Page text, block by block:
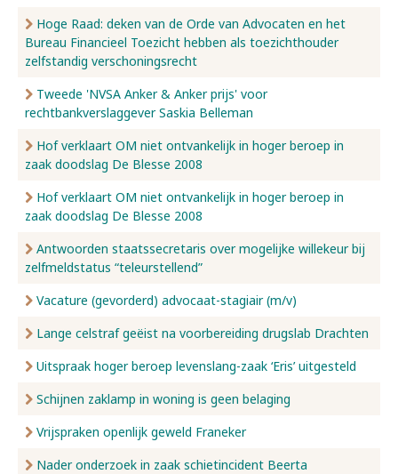
Hoge Raad: deken van de Orde van Advocaten en het
Bureau Financieel Toezicht hebben als toezichthouder
zelfstandig verschoningsrecht
Tweede 'NVSA Anker & Anker prijs' voor
rechtbankverslaggever Saskia Belleman
Hof verklaart OM niet ontvankelijk in hoger beroep in
zaak doodslag De Blesse 2008
Hof verklaart OM niet ontvankelijk in hoger beroep in
zaak doodslag De Blesse 2008
Antwoorden staatssecretaris over mogelijke willekeur bij
zelfmeldstatus “teleurstellend”
Vacature (gevorderd) advocaat-stagiair (m/v)
Lange celstraf geëist na voorbereiding drugslab Drachten
Uitspraak hoger beroep levenslang-zaak ‘Eris’ uitgesteld
Schijnen zaklamp in woning is geen belaging
Vrijspraken openlijk geweld Franeker
Nader onderzoek in zaak schietincident Beerta